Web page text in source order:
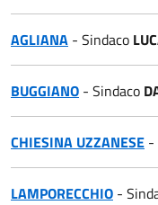
AGLIANA - Sindaco
BUGGIANO - Sindaco
CHIESINA UZZANESE -
LAMPORECCHIO -